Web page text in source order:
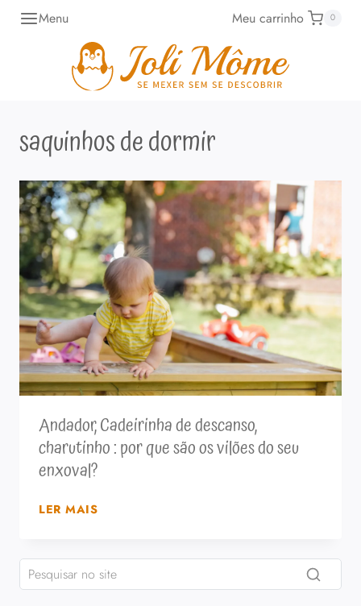
Pular Menu Meu carrinho 0
saquinhos de dormir
Andador, Cadeirinha de descanso,
charutinho : por que são os vilões do seu
enxoval?
LER MAISANDADOR,
DESCANSO,
CHARUTINHO